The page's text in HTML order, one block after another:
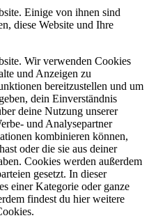
Einige von ihnen sind
diese Website und Ihre
Wir verwenden Cookies
und Anzeigen zu
bereitzustellen und um
dein Einverständnis
deine Nutzung unserer
und Analysepartner
kombinieren können,
oder die sie aus deiner
Cookies werden außerdem
gesetzt. In dieser
einer Kategorie oder ganze
findest du hier weitere